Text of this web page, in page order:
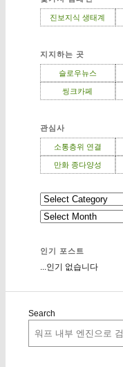
진보지식 생태계
지지하는 곳
슬로우뉴스
씽크카페
관심사
소통층위 연결
만화 종다양성
인기 포스트
...인기 없습니다
Search